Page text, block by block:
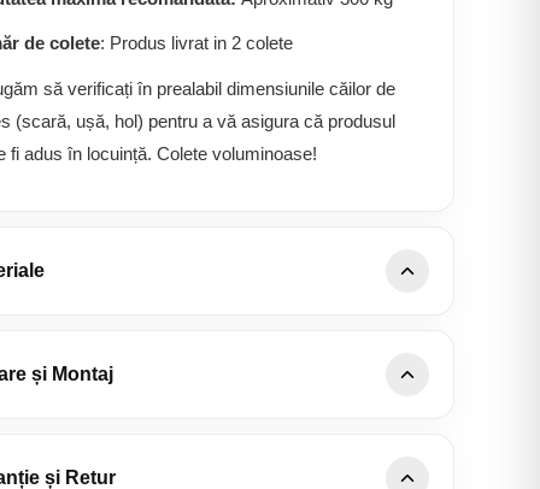
de colete: Produs livrat in 2 colete
să verificați în prealabil dimensiunile căilor de
(scară, ușă, hol) pentru a vă asigura că produsul
fi adus în locuință. Colete voluminoase!
Tip țesătură: Poliester
și Montaj
fără taxe suplimentare de kilometri.
și Retur